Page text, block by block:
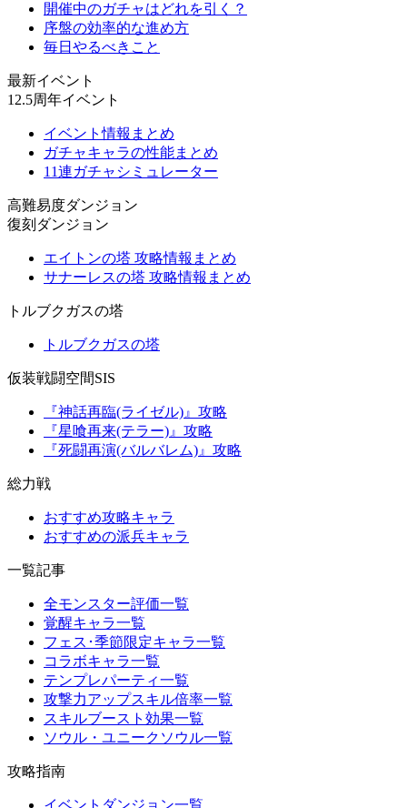
開催中のガチャはどれを引く？
序盤の効率的な進め方
毎日やるべきこと
最新イベント
12.5周年イベント
イベント情報まとめ
ガチャキャラの性能まとめ
11連ガチャシミュレーター
高難易度ダンジョン
復刻ダンジョン
エイトンの塔 攻略情報まとめ
サナーレスの塔 攻略情報まとめ
トルブクガスの塔
トルブクガスの塔
仮装戦闘空間SIS
『神話再臨(ライゼル)』攻略
『星喰再来(テラー)』攻略
『死闘再演(バルバレム)』攻略
総力戦
おすすめ攻略キャラ
おすすめの派兵キャラ
一覧記事
全モンスター評価一覧
覚醒キャラ一覧
フェス･季節限定キャラ一覧
コラボキャラ一覧
テンプレパーティ一覧
攻撃力アップスキル倍率一覧
スキルブースト効果一覧
ソウル・ユニークソウル一覧
攻略指南
イベントダンジョン一覧